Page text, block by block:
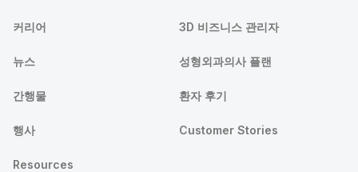
커리어
뉴스
간행물
행사
Resources
3D 비즈니스 관리자
성형외과의사 플랜
환자 후기
Customer Stories